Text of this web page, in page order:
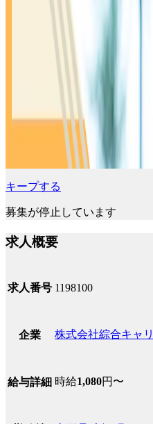
キープする
募集が停止しています
求人概要
求人番号 1198100
企業 株式会社綜合キャ
給与詳細 時給1,080円〜